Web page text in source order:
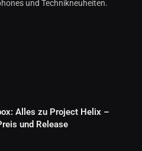
und Technikneuheiten.
Alles zu Project Helix –
und Release